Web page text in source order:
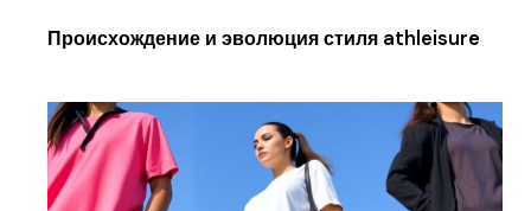
Происхождение и эволюция стиля athleisure